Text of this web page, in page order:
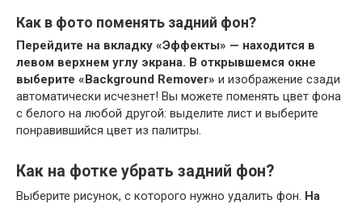
Как в фото поменять задний фон?
Перейдите на вкладку «‎Эффекты» — находится в
левом верхнем углу экрана. В открывшемся окне
выберите «‎Background Remover» и изображение сзади
автоматически исчезнет! Вы можете поменять цвет фона
с белого на любой другой: выделите лист и выберите
понравившийся цвет из палитры.
Как на фотке убрать задний фон?
Выберите рисунок, с которого нужно удалить фон. На